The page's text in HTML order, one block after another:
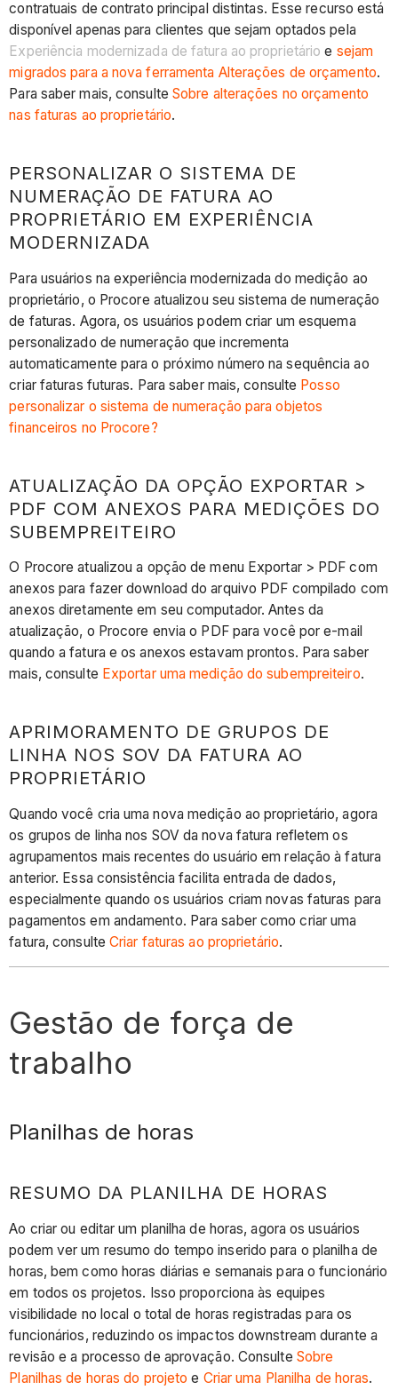
contratuais de contrato principal distintas. Esse recurso está
disponível apenas para clientes que sejam optados pela
Experiência modernizada de fatura ao proprietário e sejam
migrados para a nova ferramenta Alterações de orçamento.
Para saber mais, consulte Sobre alterações no orçamento
nas faturas ao proprietário.
PERSONALIZAR O SISTEMA DE
NUMERAÇÃO DE FATURA AO
PROPRIETÁRIO EM EXPERIÊNCIA
MODERNIZADA
Para usuários na experiência modernizada do medição ao
proprietário, o Procore atualizou seu sistema de numeração
de faturas. Agora, os usuários podem criar um esquema
personalizado de numeração que incrementa
automaticamente para o próximo número na sequência ao
criar faturas futuras. Para saber mais, consulte Posso
personalizar o sistema de numeração para objetos
financeiros no Procore?
ATUALIZAÇÃO DA OPÇÃO EXPORTAR >
PDF COM ANEXOS PARA MEDIÇÕES DO
SUBEMPREITEIRO
O Procore atualizou a opção de menu Exportar > PDF com
anexos para fazer download do arquivo PDF compilado com
anexos diretamente em seu computador. Antes da
atualização, o Procore envia o PDF para você por e-mail
quando a fatura e os anexos estavam prontos. Para saber
mais, consulte Exportar uma medição do subempreiteiro.
APRIMORAMENTO DE GRUPOS DE
LINHA NOS SOV DA FATURA AO
PROPRIETÁRIO
Quando você cria uma nova medição ao proprietário, agora
os grupos de linha nos SOV da nova fatura refletem os
agrupamentos mais recentes do usuário em relação à fatura
anterior. Essa consistência facilita entrada de dados,
especialmente quando os usuários criam novas faturas para
pagamentos em andamento. Para saber como criar uma
fatura, consulteCriar faturas ao proprietário.
Gestão de força de
trabalho
Planilhas de horas
RESUMO DA PLANILHA DE HORAS
Ao criar ou editar um planilha de horas, agora os usuários
podem ver um resumo do tempo inserido para o planilha de
horas, bem como horas diárias e semanais para o funcionário
em todos os projetos. Isso proporciona às equipes
visibilidade no local o total de horas registradas para os
funcionários, reduzindo os impactos downstream durante a
revisão e a processo de aprovação. Consulte Sobre
Planilhas de horas do projeto e Criar uma Planilha de horas.